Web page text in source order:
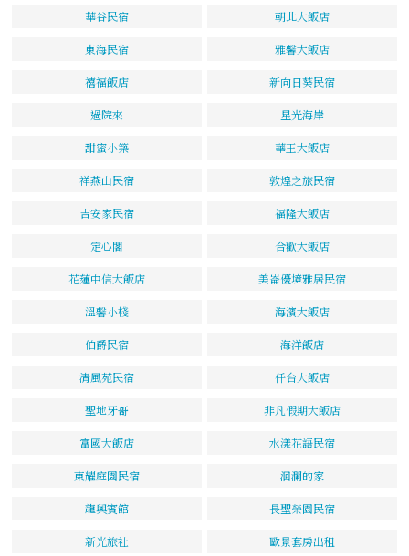
華谷民宿 朝北大飯店
東海民宿 雅馨大飯店
禧福飯店 新向日葵民宿
過院來 星光海岸
甜蜜小築 華王大飯店
祥燕山民宿 敦煌之旅民宿
吉安家民宿 福隆大飯店
定心閣 合歡大飯店
花蓮中信大飯店 美崙優境雅居民宿
溫馨小棧 海濱大飯店
伯爵民宿 海洋飯店
清風苑民宿 仟台大飯店
聖地牙哥 非凡假期大飯店
富國大飯店 水漾花語民宿
東耀庭園民宿 洄瀾的家
龍興賓館 長聖榮園民宿
新光旅社 歐景套房出租